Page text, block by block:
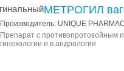
МЕТРОГИЛ
Производитель: UNIQUE
Препарат с противопротозойным
гинекологии и в андрологии